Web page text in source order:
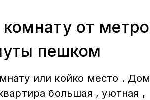
от метро
пешком
или койко место . Дом
большая , уютная ,